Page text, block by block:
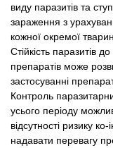
виду паразитів та
зараження з
кожної окремої
Стійкість паразитів
препаратів може
застосуванні
Контроль
усього періоду
відсутності ризику
надавати перевагу